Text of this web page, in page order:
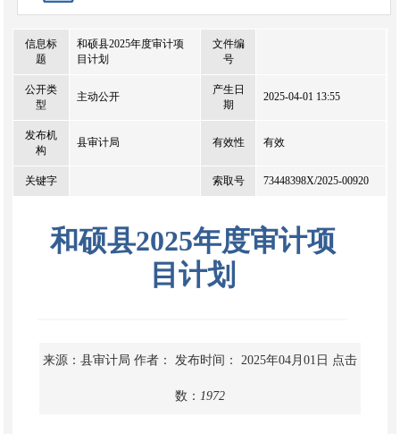
信息标
题
和硕县2025年度审计项
目计划
文件编
号
公开类
型
主动公开
产生日
期
2025-04-01 13:55
发布机
构
县审计局 有效性 有效
关键字 索取号 73448398X/2025-00920
和硕县2025年度审计项
目计划
来源：县审计局 作者： 发布时间： 2025年04月01日 点击
数： 1972